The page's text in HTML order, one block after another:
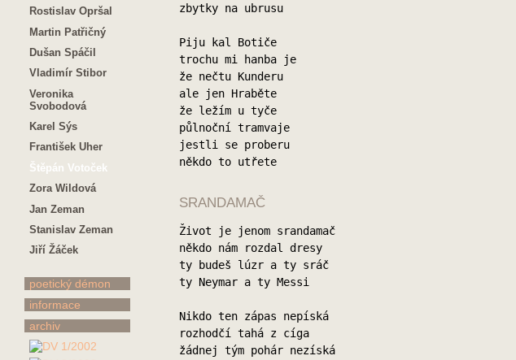
Rostislav Opršal
Martin Patřičný
Dušan Spáčil
Vladimír Stibor
Veronika
Svobodová
Karel Sýs
František Uher
Štěpán Votoček
Zora Wildová
Jan Zeman
Stanislav Zeman
Jiří Žáček
poetický démon
informace
archiv
zbytky na ubrusu
Piju kal Botiče
trochu mi hanba je
že nečtu Kunderu
ale jen Hraběte
že ležím u tyče
půlnoční tramvaje
jestli se proberu
někdo to utřete
SRANDAMAČ
Život je jenom srandamač
někdo nám rozdal dresy
ty budeš lúzr a ty sráč
ty Neymar a ty Messi
Nikdo ten zápas nepíská
rozhodčí tahá z cíga
žádnej tým pohár nezíská